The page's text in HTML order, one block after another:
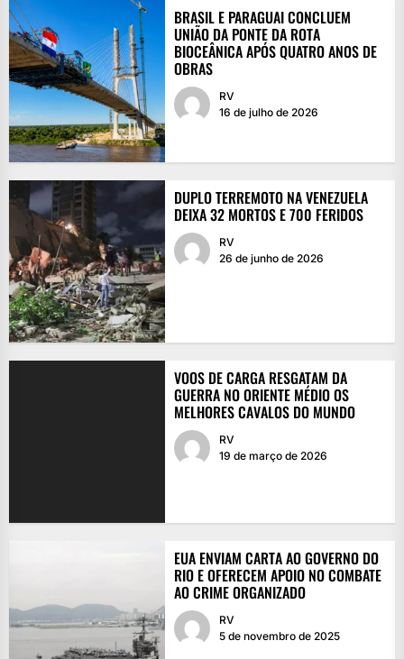
BRASIL E PARAGUAI CONCLUEM
UNIÃO DA PONTE DA ROTA
BIOCEÂNICA APÓS QUATRO ANOS DE
OBRAS
RV
16 de julho de 2026
DUPLO TERREMOTO NA VENEZUELA
DEIXA 32 MORTOS E 700 FERIDOS
RV
26 de junho de 2026
VOOS DE CARGA RESGATAM DA
GUERRA NO ORIENTE MÉDIO OS
MELHORES CAVALOS DO MUNDO
RV
19 de março de 2026
EUA ENVIAM CARTA AO GOVERNO DO
RIO E OFERECEM APOIO NO COMBATE
AO CRIME ORGANIZADO
RV
5 de novembro de 2025